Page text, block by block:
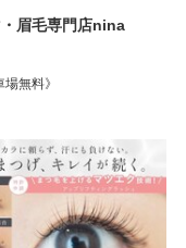
眉毛専門店nina
無料》